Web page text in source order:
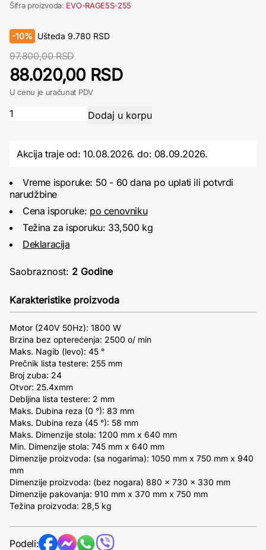
Šifra proizvoda: EVO-RAGE5S-255
-10% Ušteda 9.780 RSD
97.800,00 RSD
88.020,00 RSD
U cenu je uračunat PDV
Akcija traje od: 10.08.2026.do: 08.09.2026.
Vreme isporuke: 50 - 60 dana po uplati ili potvrdi
narudžbine
Cena isporuke: po cenovniku
Težina za isporuku: 33,500 kg
Deklaracija
Saobraznost: 2 Godine
Karakteristike proizvoda
Motor (240V 50Hz): 1800 W
Brzina bez opterećenja: 2500 o/ min
Maks. Nagib (levo): 45 °
Prečnik lista testere: 255 mm
Broj zuba: 24
Otvor: 25.4xmm
Debljina lista testere: 2 mm
Maks. Dubina reza (0 °): 83 mm
Maks. Dubina reza (45 °): 58 mm
Maks. Dimenzije stola: 1200 mm x 640 mm
Min. Dimenzije stola: 745 mm x 640 mm
Dimenzije proizvoda: (sa nogarima): 1050 mm x 750 mm x 940
mm
Dimenzije proizvoda: (bez nogara) 880 x 730 x 330 mm
Dimenzije pakovanja: 910 mm x 370 mm x 750 mm
Težina proizvoda: 28,5 kg
Podeli: